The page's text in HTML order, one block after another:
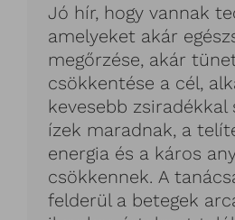
Jó hír, hogy vannak
amelyeket akár
megőrzése, akár
csökkentése a cél,
kevesebb zsiradékkal
ízek maradnak, a
energia és a káros
csökkennek. A
felderül a betegek